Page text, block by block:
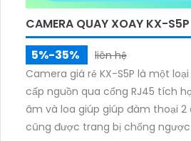
CAMERA QUAY XOAY KX-S5P
5%-35%
liên hệ
Camera giá rẻ KX-S5P là một
cấp nguồn qua cổng RJ45 tích
âm và loa giúp giúp đàm thoại 2
cũng được trang bị chống ngược